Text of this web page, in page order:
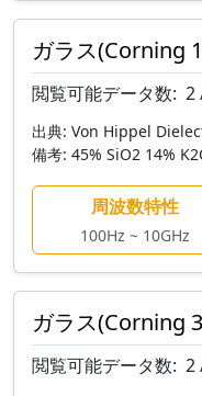
ガラス(Corning
閲覧可能データ数: 2
出典: Von Hippel
備考: 45% SiO2 14%
周波数特性
100Hz ~ 10GHz
ガラス(Corning
閲覧可能データ数: 2